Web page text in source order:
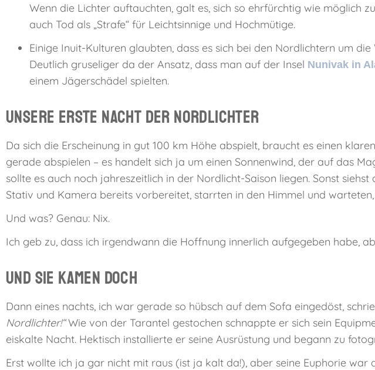
Wenn die Lichter auftauchten, galt es, sich so ehrfürchtig wie möglich
auch Tod als „Strafe“ für Leichtsinnige und Hochmütige.
Einige Inuit-Kulturen glaubten, dass es sich bei den Nordlichtern um
Deutlich gruseliger da der Ansatz, dass man auf der Insel Nunivak in
einem Jägerschädel spielten.
Unsere erste Nacht der Nordlichter
Da sich die Erscheinung in gut 100 km Höhe abspielt, braucht es einen
gerade abspielen – es handelt sich ja um einen Sonnenwind, der auf das
sollte es auch noch jahreszeitlich in der Nordlicht-Saison liegen. Sonst
Stativ und Kamera bereits vorbereitet, starrten in den Himmel und
Und was? Genau: Nix.
Ich geb zu, dass ich irgendwann die Hoffnung innerlich aufgegeben habe,
Und sie kamen doch
Dann eines nachts, ich war gerade so hübsch auf dem Sofa eingedöst,
Nordlichter!“Wie von der Tarantel gestochen schnappte er sich sein
eiskalte Nacht. Hektisch installierte er seine Ausrüstung und begann zu
Erst wollte ich ja gar nicht mit raus (ist ja kalt da!), aber seine Euphorie